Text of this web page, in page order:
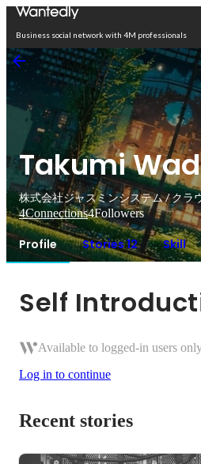
Business social network with 4M professionals
Takumi
株式会社ジャスミンシステム / クラ
4Connections4Followers
Profile Stories 12 Skill
Self
Available to logged-in users
Log in to continue
Recent stories